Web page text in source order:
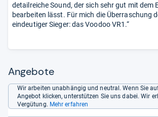
detailreiche Sound, der sich sehr gut mit dem
bearbeiten lässt. Für mich die Überraschung
eindeutiger Sieger: das Voodoo VR1.“
Angebote
Wir arbeiten unabhängig und neutral. Wenn Sie
Angebot klicken, unterstützen Sie uns dabei. Wir
Vergütung. Mehr erfahren